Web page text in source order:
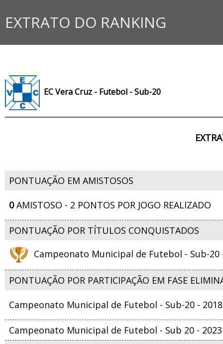
EXTRATO DO RANKING
EC Vera Cruz - Futebol - Sub-20
PONTUAÇÃO EM AMISTOSOS
0AMISTOSO - 2 PONTOS POR JOGO REALIZADO
PONTUAÇÃO POR TÍTULOS CONQUISTADOS
Campeonato Municipal de Futebol - Sub-20
PONTUAÇÃO POR PARTICIPAÇÃO EM FASE
Campeonato Municipal de Futebol - Sub-20 - 2018
Campeonato Municipal de Futebol - Sub 20 - 2023